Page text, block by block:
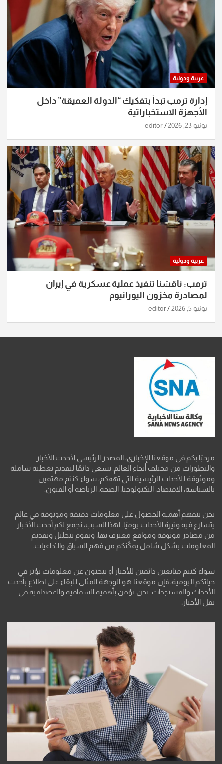
عربية ودولية
إدارة ترمب تبدأ بتفكيك “الدولة العميقة” داخل
الأجهزة الاستخباراتية
يونيو 23, 2026 editor
عربية ودولية
ترمب: ناقشنا تنفيذ عملية عسكرية في إيران
لمصادرة مخزون اليورانيوم
يونيو 5, 2026 editor
مرحبًا بكم في موقعنا الإخباري، المصدر الرئيسي لأحدث الأخبار
والتطورات من مختلف أنحاء العالم. نسعى دائمًا لتقديم تغطية شاملة
وموثوقة للأحداث الرئيسية التي تهمكم، سواء كنتم مهتمين
بالسياسة، الاقتصاد، التكنولوجيا، الصحة، الرياضة أو الفنون.
نحن نتفهم أهمية الحصول على معلومات دقيقة وموثوقة في عالم
يتسارع فيه وتيرة الأحداث يوميًا. لهذا السبب، نجمع لكم أحدث الأخبار
من مصادر موثوقة ومواقع معترف بها، ونقوم بتحليل وتقديم
المعلومات بشكل شامل يمكّنكم من فهم السياق والتداعيات.
سواء كنتم متابعين دائمين للأخبار أو تبحثون عن معلومات تؤثر في
حياتكم اليومية، فإن موقعنا هو الوجهة المثلى للبقاء على اطلاع بأحدث
الأحداث والمستجدات. نحن نؤمن بأهمية الشفافية والمصداقية في
نقل الأخبار،